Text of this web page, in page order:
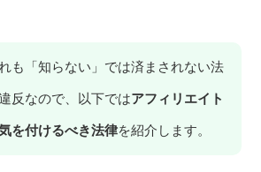
も「知らない」では済まされない法
反なので、以下ではアフィリエイト
を付けるべき法律を紹介します。